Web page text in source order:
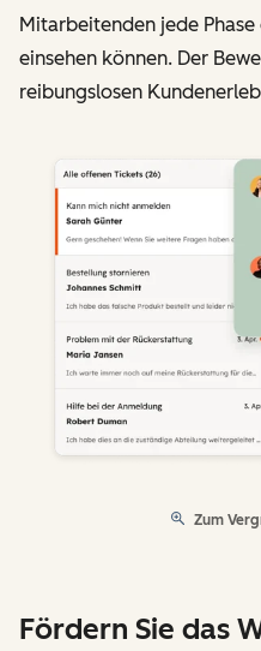
Mitarbeitenden jede
einsehen können. Der
reibungslosen
Zum
Fördern Sie das